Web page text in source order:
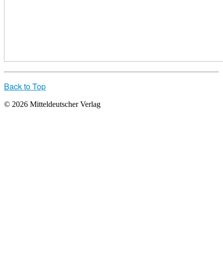
Back to Top
© 2026 Mitteldeutscher Verlag